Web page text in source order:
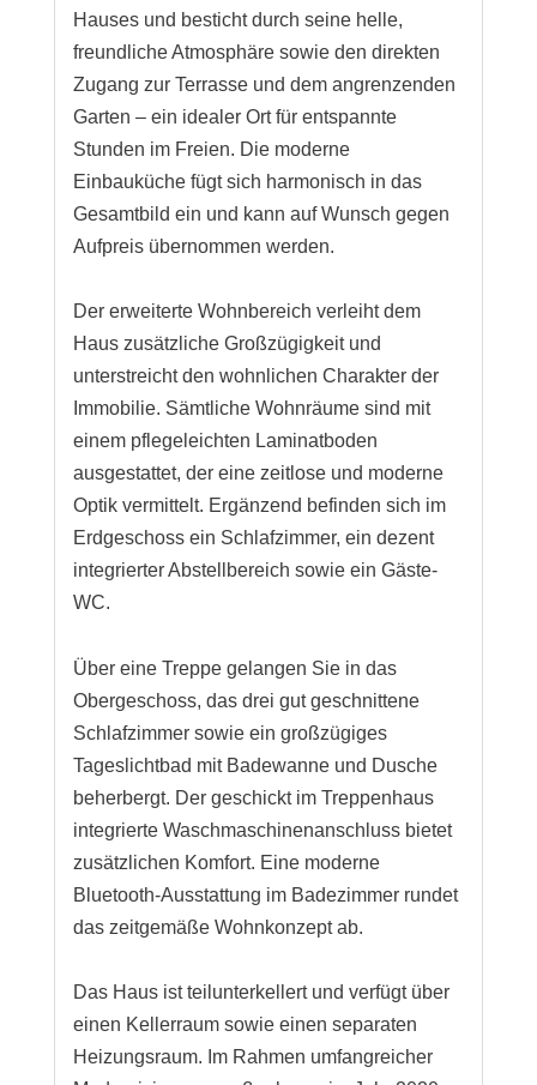
Hauses und besticht durch seine helle,
freundliche Atmosphäre sowie den direkten
Zugang zur Terrasse und dem angrenzenden
Garten – ein idealer Ort für entspannte
Stunden im Freien. Die moderne
Einbauküche fügt sich harmonisch in das
Gesamtbild ein und kann auf Wunsch gegen
Aufpreis übernommen werden.
Der erweiterte Wohnbereich verleiht dem
Haus zusätzliche Großzügigkeit und
unterstreicht den wohnlichen Charakter der
Immobilie. Sämtliche Wohnräume sind mit
einem pflegeleichten Laminatboden
ausgestattet, der eine zeitlose und moderne
Optik vermittelt. Ergänzend befinden sich im
Erdgeschoss ein Schlafzimmer, ein dezent
integrierter Abstellbereich sowie ein Gäste-
WC.
Über eine Treppe gelangen Sie in das
Obergeschoss, das drei gut geschnittene
Schlafzimmer sowie ein großzügiges
Tageslichtbad mit Badewanne und Dusche
beherbergt. Der geschickt im Treppenhaus
integrierte Waschmaschinenanschluss bietet
zusätzlichen Komfort. Eine moderne
Bluetooth-Ausstattung im Badezimmer rundet
das zeitgemäße Wohnkonzept ab.
Das Haus ist teilunterkellert und verfügt über
einen Kellerraum sowie einen separaten
Heizungsraum. Im Rahmen umfangreicher